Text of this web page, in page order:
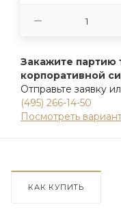
Закажите партию
корпоративной
Отправьте заявку
(495) 266-14-50
Посмотреть
КАК КУПИТЬ